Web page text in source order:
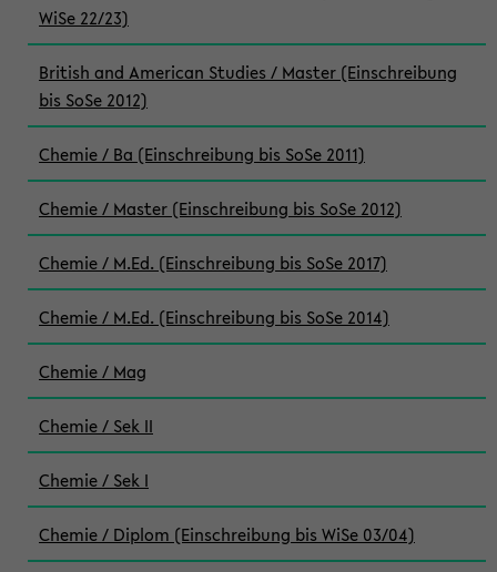
WiSe 22/23)
British and American Studies / Master (Einschreibung
bis SoSe 2012)
Chemie / Ba (Einschreibung bis SoSe 2011)
Chemie / Master (Einschreibung bis SoSe 2012)
Chemie / M.Ed. (Einschreibung bis SoSe 2017)
Chemie / M.Ed. (Einschreibung bis SoSe 2014)
Chemie / Mag
Chemie / Sek II
Chemie / Sek I
Chemie / Diplom (Einschreibung bis WiSe 03/04)